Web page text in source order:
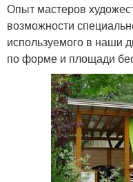
Крутая беседка
Беседки с мангалом
Опыт мастеров
возможности
используемого в наши
по форме и площади